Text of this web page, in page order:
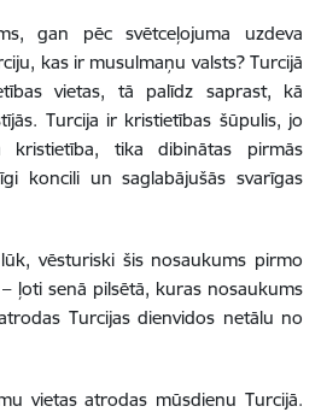
gan pēc svētceļojuma uzdeva
kas ir musulmaņu valsts? Turcijā
vietas, tā palīdz saprast, kā
Turcija ir kristietības šūpulis, jo
tika dibinātas pirmās
koncili un saglabājušās svarīgas
vēsturiski šis nosaukums pirmo
ļoti senā pilsētā, kuras nosaukums
Turcijas dienvidos netālu no
vietas atrodas mūsdienu Turcijā.